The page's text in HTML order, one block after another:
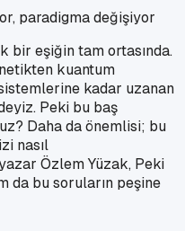
paradigma değişiyor
bir eşiğin tam ortasında.
kuantum
kadar uzanan
Peki bu baş
Daha da önemlisi; bu
nasıl
Özlem Yüzak, Peki
da bu soruların peşine